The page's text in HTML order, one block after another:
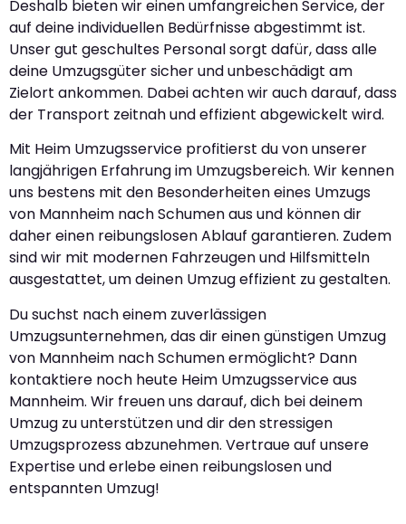
Deshalb bieten wir einen umfangreichen Service, der
auf deine individuellen Bedürfnisse abgestimmt ist.
Unser gut geschultes Personal sorgt dafür, dass alle
deine Umzugsgüter sicher und unbeschädigt am
Zielort ankommen. Dabei achten wir auch darauf, dass
der Transport zeitnah und effizient abgewickelt wird.
Mit Heim Umzugsservice profitierst du von unserer
langjährigen Erfahrung im Umzugsbereich. Wir kennen
uns bestens mit den Besonderheiten eines Umzugs
von Mannheim nach Schumen aus und können dir
daher einen reibungslosen Ablauf garantieren. Zudem
sind wir mit modernen Fahrzeugen und Hilfsmitteln
ausgestattet, um deinen Umzug effizient zu gestalten.
Du suchst nach einem zuverlässigen
Umzugsunternehmen, das dir einen günstigen Umzug
von Mannheim nach Schumen ermöglicht? Dann
kontaktiere noch heute Heim Umzugsservice aus
Mannheim. Wir freuen uns darauf, dich bei deinem
Umzug zu unterstützen und dir den stressigen
Umzugsprozess abzunehmen. Vertraue auf unsere
Expertise und erlebe einen reibungslosen und
entspannten Umzug!